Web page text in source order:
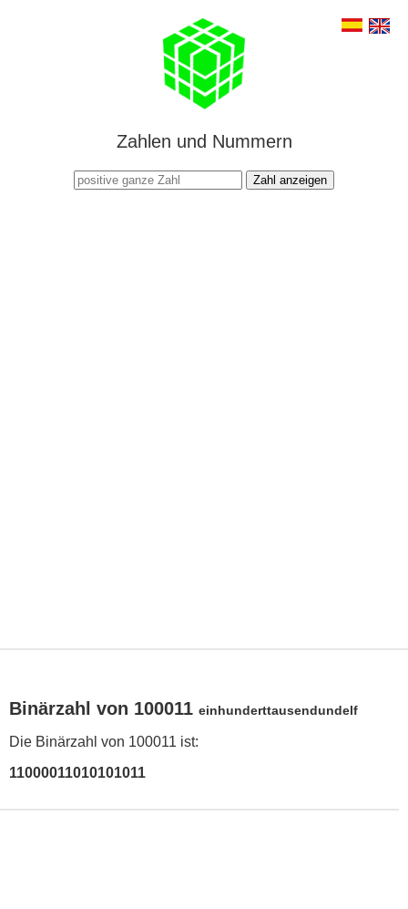
Zahlen und Nummern
Zahl anzeigen
Binärzahl von 100011 einhunderttausendundelf
Die Binärzahl von 100011 ist:
11000011010101011